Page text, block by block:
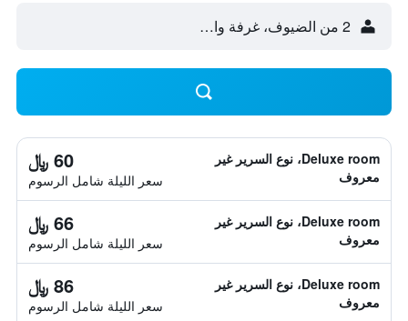
2 من الضيوف، غرفة واحدة
Deluxe room، نوع السرير غير
معروف
60 ﷼
سعر الليلة شامل الرسوم
Deluxe room، نوع السرير غير
معروف
66 ﷼
سعر الليلة شامل الرسوم
Deluxe room، نوع السرير غير
معروف
86 ﷼
سعر الليلة شامل الرسوم